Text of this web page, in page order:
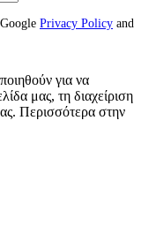
Privacy Policy and
για να
μας, τη διαχείριση
Περισσότερα στην